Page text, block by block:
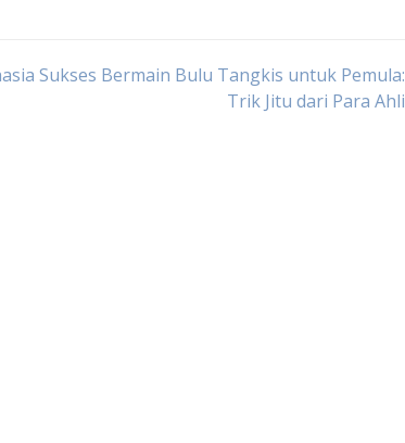
Sukses Bermain Bulu Tangkis untuk Pemula:
Trik Jitu dari Para Ahli